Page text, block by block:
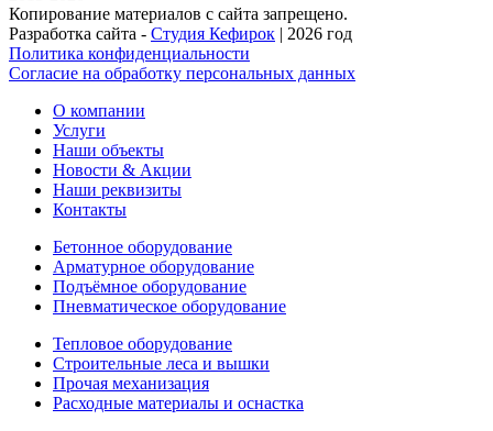
Копирование материалов с сайта запрещено.
Разработка сайта - Студия Кефирок | 2026 год
Политика конфиденциальности
Согласие на обработку персональных данных
О компании
Услуги
Наши объекты
Новости & Акции
Наши реквизиты
Контакты
Бетонное оборудование
Арматурное оборудование
Подъёмное оборудование
Пневматическое оборудование
Тепловое оборудование
Строительные леса и вышки
Прочая механизация
Расходные материалы и оснастка